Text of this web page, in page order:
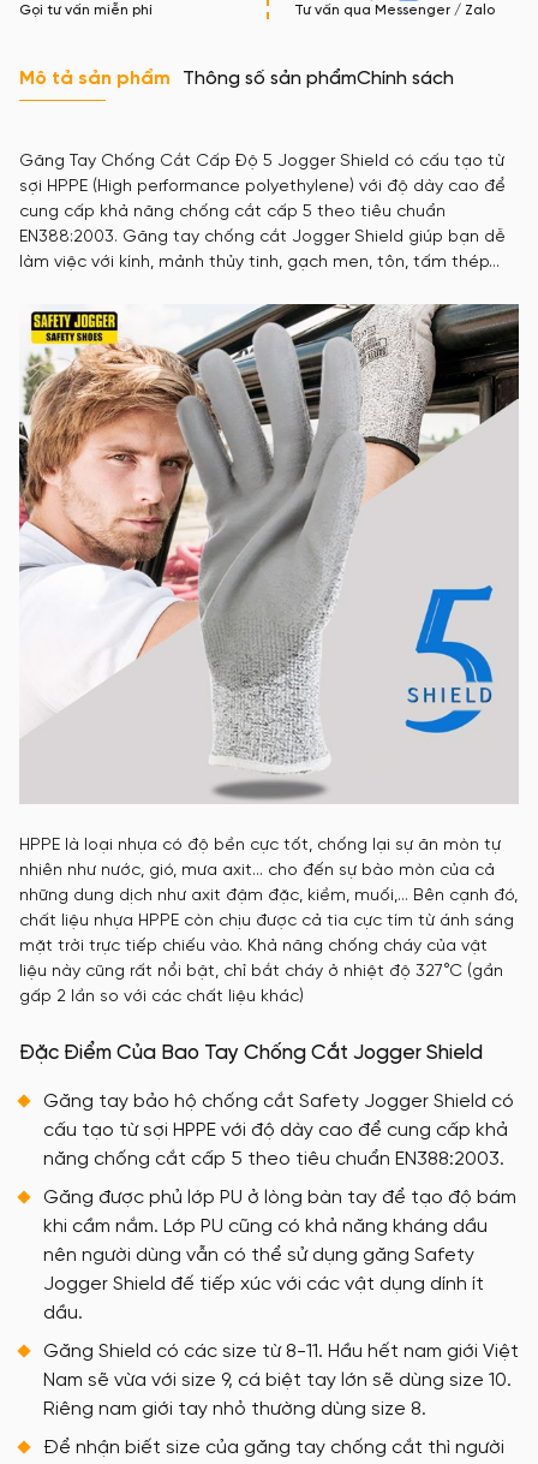
Gọi tư vấn miễn phí Tư vấn qua Messenger / Zalo
Mô tả sản phẩm Thông số sản phẩmChính sách
Găng Tay Chống Cắt Cấp Độ 5 Jogger Shield có cấu tạo từ
sợi HPPE (High performance polyethylene) với độ dày cao để
cung cấp khả năng chống cắt cấp 5 theo tiêu chuẩn
EN388:2003. Găng tay chống cắt Jogger Shield giúp bạn dễ
làm việc với kính, mảnh thủy tinh, gạch men, tôn, tấm thép…
HPPE là loại nhựa có độ bền cực tốt, chống lại sự ăn mòn tự
nhiên như nước, gió, mưa axit… cho đến sự bào mòn của cả
những dung dịch như axit đậm đặc, kiềm, muối,… Bên cạnh đó,
chất liệu nhựa HPPE còn chịu được cả tia cực tím từ ánh sáng
mặt trời trực tiếp chiếu vào. Khả năng chống cháy của vật
liệu này cũng rất nổi bật, chỉ bắt cháy ở nhiệt độ 327°C (gần
gấp 2 lần so với các chất liệu khác)
Đặc Điểm Của Bao Tay Chống Cắt Jogger Shield
Găng tay bảo hộ chống cắt Safety Jogger Shield có
cấu tạo từ sợi HPPE với độ dày cao để cung cấp khả
năng chống cắt cấp 5 theo tiêu chuẩn EN388:2003.
Găng được phủ lớp PU ở lòng bàn tay để tạo độ bám
khi cầm nắm. Lớp PU cũng có khả năng kháng dầu
nên người dùng vẫn có thể sử dụng găng Safety
Jogger Shield đế tiếp xúc với các vật dụng dính ít
dầu.
Găng Shield có các size từ 8-11. Hầu hết nam giới Việt
Nam sẽ vừa với size 9, cá biệt tay lớn sẽ dùng size 10.
Riêng nam giới tay nhỏ thường dùng size 8.
Để nhận biết size của găng tay chống cắt thì người